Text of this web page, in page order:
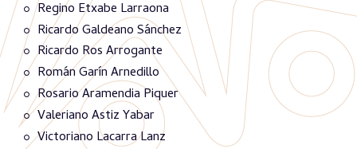
Regino Etxabe Larraona
Ricardo Galdeano Sánchez
Ricardo Ros Arrogante
Román Garín Arnedillo
Rosario Aramendia Piquer
Valeriano Astiz Yabar
Victoriano Lacarra Lanz